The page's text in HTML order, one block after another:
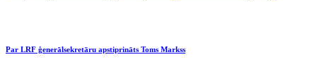
Par LRF ģenerālsekretāru apstiprināts Toms Markss